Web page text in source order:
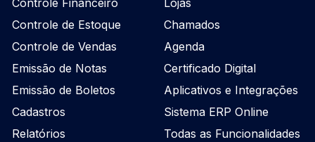
Controle Financeiro
Controle de Estoque
Controle de Vendas
Emissão de Notas
Emissão de Boletos
Cadastros
Relatórios
Lojas
Chamados
Agenda
Certificado Digital
Aplicativos e Integrações
Sistema ERP Online
Todas as Funcionalidades